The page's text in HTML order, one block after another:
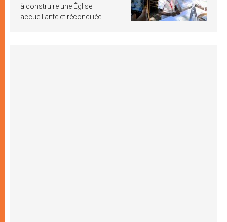
à construire une Église
accueillante et réconciliée